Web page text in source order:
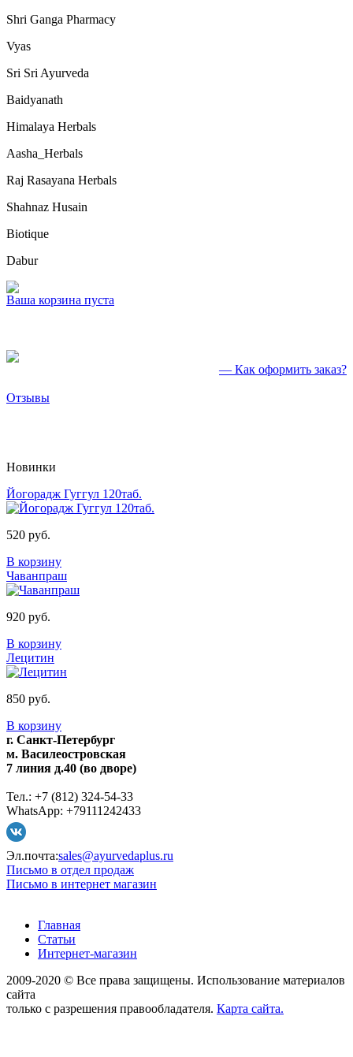
Shri Ganga Pharmacy
Vyas
Sri Sri Ayurveda
Baidyanath
Himalaya Herbals
Aasha_Herbals
Raj Rasayana Herbals
Shahnaz Husain
Biotique
Dabur
Ваша корзина пуста
— Как оформить заказ?
Отзывы
Новинки
Йогорадж Гуггул 120таб.
520 руб.
В корзину
Чаванпраш
920 руб.
В корзину
Лецитин
850 руб.
В корзину
г. Санкт-Петербург
м. Василеостровская
7 линия д.40 (во дворе)
Тел.: +7 (812) 324-54-33
WhatsApp: +79111242433
Эл.почта:sales@ayurvedaplus.ru
Письмо в отдел продаж
Письмо в интернет магазин
Главная
Статьи
Интернет-магазин
2009-2020 © Все права защищены. Использование материалов
сайта
только с разрешения правообладателя. Карта сайта.